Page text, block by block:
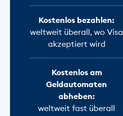
Kostenlos bezahlen:
weltweit überall, wo Visa
akzeptiert wird
Kostenlos am
Geldautomaten
abheben:
weltweit fast überall